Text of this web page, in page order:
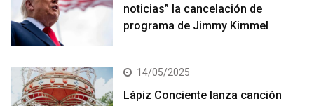
noticias” la cancelación de
programa de Jimmy Kimmel
14/05/2025
Lápiz Conciente lanza canción